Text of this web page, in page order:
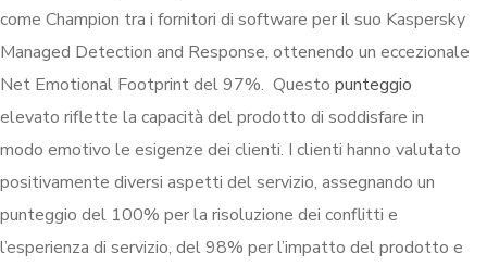
come Champion tra i fornitori di software per il suo Kaspersky
Managed Detection and Response, ottenendo un eccezionale
Net Emotional Footprint del 97%. Questo punteggio
elevato riflette la capacità del prodotto di soddisfare in
modo emotivo le esigenze dei clienti. I clienti hanno valutato
positivamente diversi aspetti del servizio, assegnando un
punteggio del 100% per la risoluzione dei conflitti e
l’esperienza di servizio, del 98% per l’impatto del prodotto e